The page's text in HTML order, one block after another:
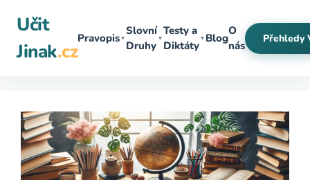
obsah
Učit
Jinak.cz
Pravopis▼
Slovní
Druhy
▼
Testy a
Diktáty
▼ Blog
O
nás
Přehledy